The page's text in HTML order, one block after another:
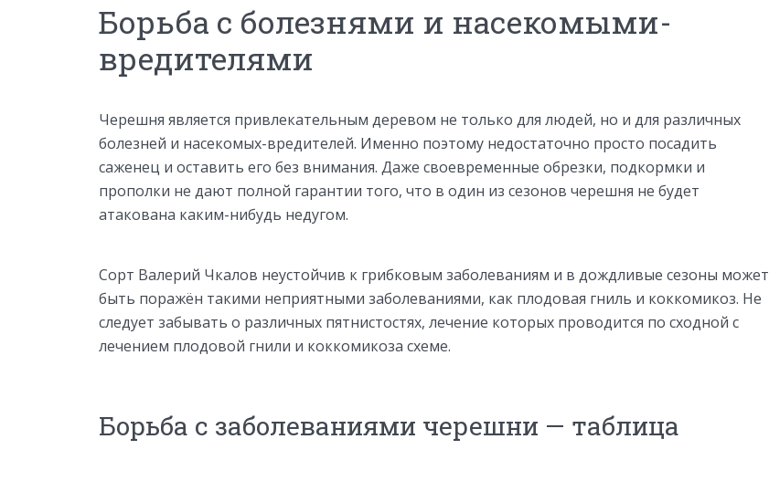
Борьба с болезнями и насекомыми-
вредителями
Черешня является привлекательным деревом не только для людей, но и для различных
болезней и насекомых-вредителей. Именно поэтому недостаточно просто посадить
саженец и оставить его без внимания. Даже своевременные обрезки, подкормки и
прополки не дают полной гарантии того, что в один из сезонов черешня не будет
атакована каким-нибудь недугом.
Сорт Валерий Чкалов неустойчив к грибковым заболеваниям и в дождливые сезоны может
быть поражён такими неприятными заболеваниями, как плодовая гниль и коккомикоз. Не
следует забывать о различных пятнистостях, лечение которых проводится по сходной с
лечением плодовой гнили и коккомикоза схеме.
Борьба с заболеваниями черешни — таблица